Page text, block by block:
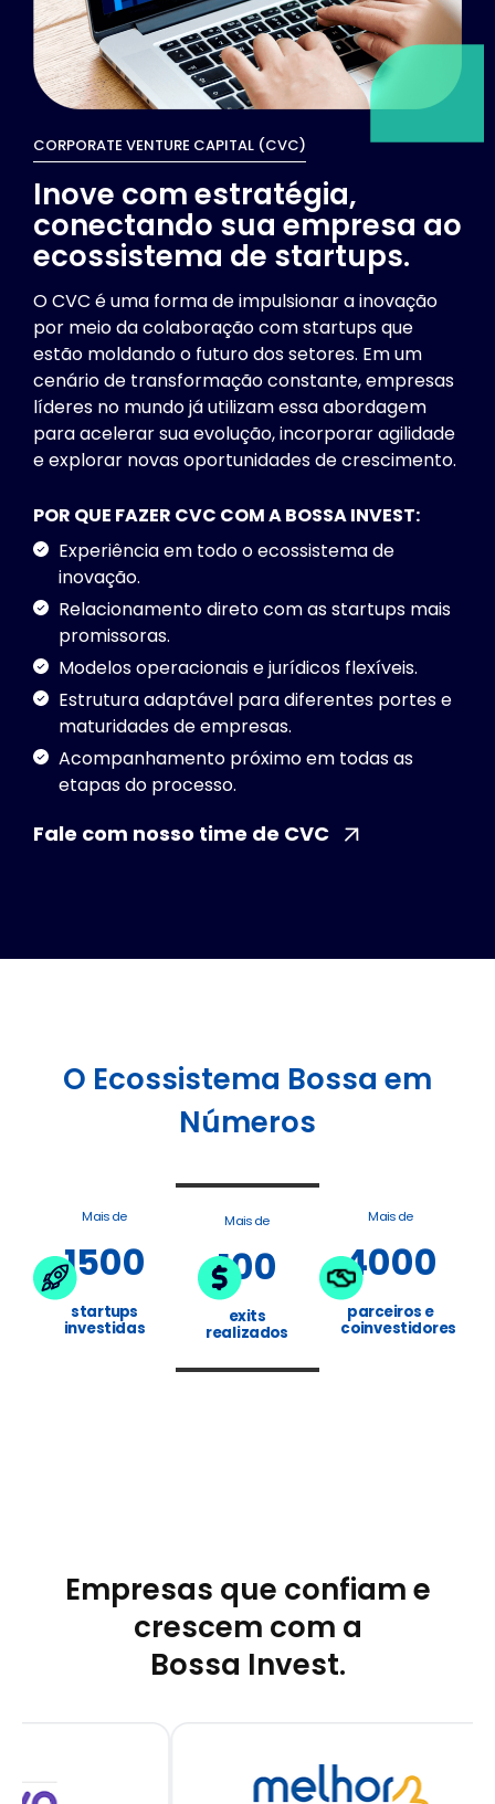
CORPORATE VENTURE CAPITAL (CVC)
Inove com estratégia,
conectando sua empresa ao
ecossistema de startups.
O CVC é uma forma de impulsionar a inovação
por meio da colaboração com startups que
estão moldando o futuro dos setores. Em um
cenário de transformação constante, empresas
líderes no mundo já utilizam essa abordagem
para acelerar sua evolução, incorporar agilidade
e explorar novas oportunidades de crescimento.
POR QUE FAZER CVC COM A BOSSA INVEST:
Experiência em todo o ecossistema de
inovação.
Relacionamento direto com as startups mais
promissoras.
Modelos operacionais e jurídicos flexíveis.
Estrutura adaptável para diferentes portes e
maturidades de empresas.
Acompanhamento próximo em todas as
etapas do processo.
Fale com nosso time de CVC
O Ecossistema Bossa em
Números
Mais de
1500
startups
investidas
Mais de
100
exits
realizados
Mais de
4000
parceiros e
coinvestidores
Empresas que confiam e
crescem com a
Bossa Invest.